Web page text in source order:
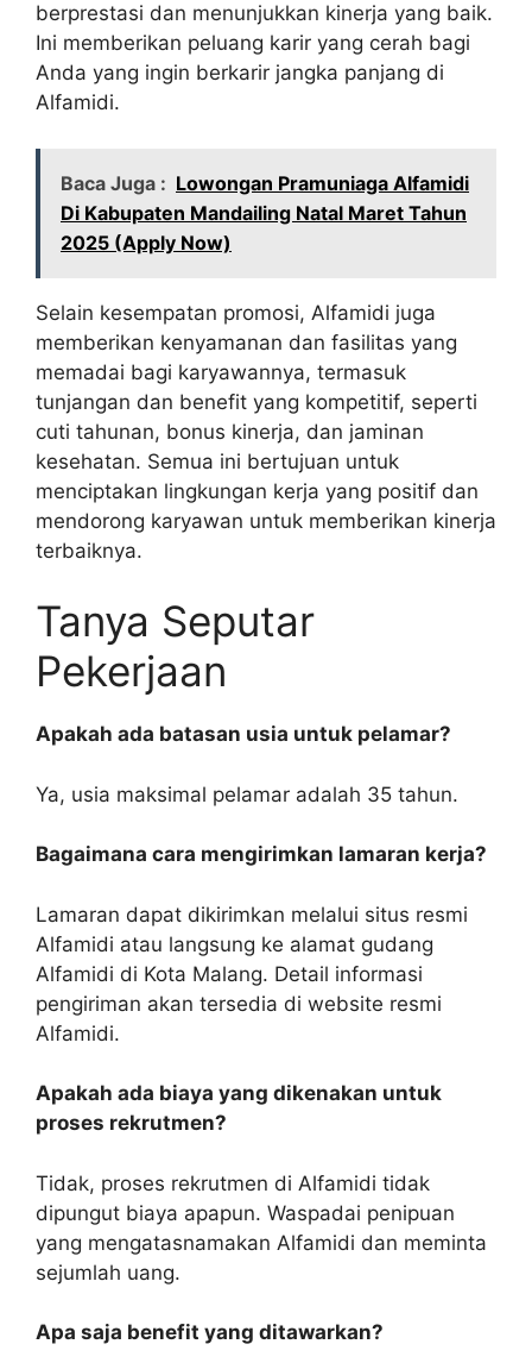
berprestasi dan menunjukkan kinerja yang baik.
Ini memberikan peluang karir yang cerah bagi
Anda yang ingin berkarir jangka panjang di
Alfamidi.
Baca Juga : Lowongan Pramuniaga Alfamidi
Di Kabupaten Mandailing Natal Maret Tahun
2025 (Apply Now)
Selain kesempatan promosi, Alfamidi juga
memberikan kenyamanan dan fasilitas yang
memadai bagi karyawannya, termasuk
tunjangan dan benefit yang kompetitif, seperti
cuti tahunan, bonus kinerja, dan jaminan
kesehatan. Semua ini bertujuan untuk
menciptakan lingkungan kerja yang positif dan
mendorong karyawan untuk memberikan kinerja
terbaiknya.
Tanya Seputar
Pekerjaan
Apakah ada batasan usia untuk pelamar?
Ya, usia maksimal pelamar adalah 35 tahun.
Bagaimana cara mengirimkan lamaran kerja?
Lamaran dapat dikirimkan melalui situs resmi
Alfamidi atau langsung ke alamat gudang
Alfamidi di Kota Malang. Detail informasi
pengiriman akan tersedia di website resmi
Alfamidi.
Apakah ada biaya yang dikenakan untuk
proses rekrutmen?
Tidak, proses rekrutmen di Alfamidi tidak
dipungut biaya apapun. Waspadai penipuan
yang mengatasnamakan Alfamidi dan meminta
sejumlah uang.
Apa saja benefit yang ditawarkan?